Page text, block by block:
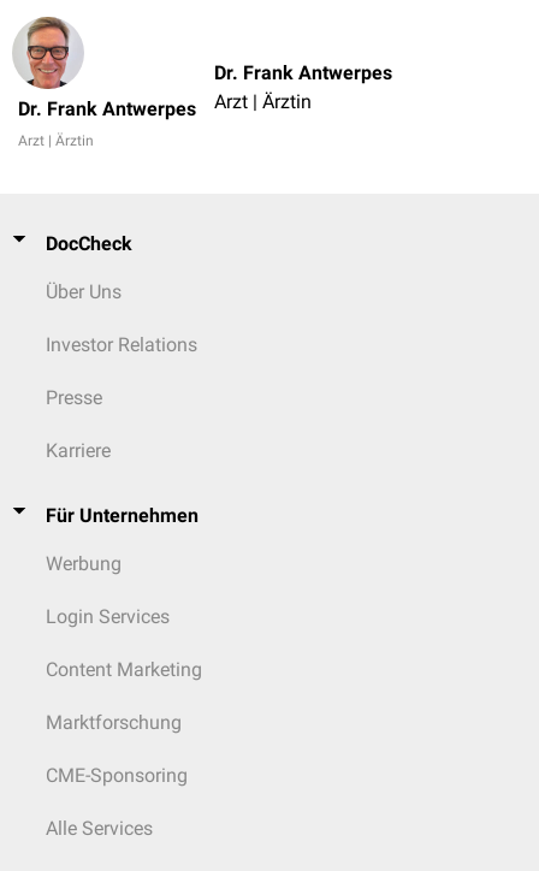
Dr. Frank Antwerpes
Arzt | Ärztin
Dr. Frank Antwerpes
Arzt | Ärztin
DocCheck
Über Uns
Investor Relations
Presse
Karriere
Für Unternehmen
Werbung
Login Services
Content Marketing
Marktforschung
CME-Sponsoring
Alle Services